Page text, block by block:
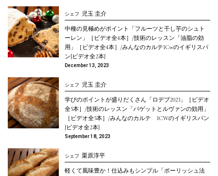
シェフ 児玉 圭介
中種の見極めがポイント「フルーツと干し芋のシュト
ーレン」［ビデオ全4本］/技術のレッスン「油脂の効
用」［ビデオ全4本］/みんなのカルテ1Cwのイギリスパ
ン[ビデオ全2本]
December 13, 2023
シェフ 児玉 圭介
学びのポイントが盛りだくさん「ロデブ2023」［ビデオ
全5本］/技術のレッスン「バゲットとルヴァンの効用」
［ビデオ全5本］/みんなのカルテ 1CWのイギリスパン
[ビデオ全2本]
September 18, 2023
シェフ 栗原淳平
軽くて風味豊か！仕込みもシンプル「ポーリッシュ法